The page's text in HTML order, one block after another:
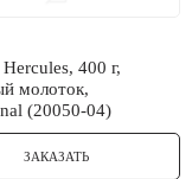
молоток,
(20050-04)
ЗАКАЗАТЬ